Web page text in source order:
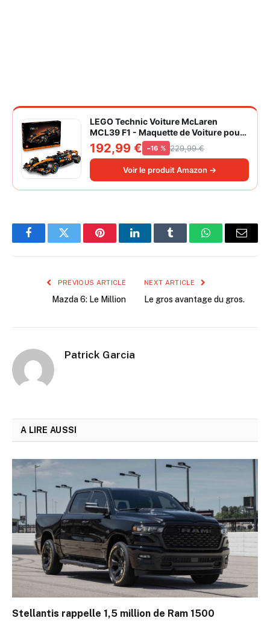
LEGO Technic Voiture McLaren
MCL39 F1 - Maquette de Voiture pour
Adulte - Set de Construction Formule 1
Collector - Moteur V6 & Différentiel -
Idée Cadeau pour Fans de Sport
Automobile 42228
192,99 € −16 % 229,99 €
Voir le produit Amazon →
FacebookTwitter PinterestLinkedInTumblr WhatsAppEmail
PREVIOUS ARTICLE
Mazda 6: Le Million
NEXT ARTICLE
Le gros avantage du gros.
Patrick Garcia
A LIRE AUSSI
Stellantis rappelle 1,5 million de Ram 1500